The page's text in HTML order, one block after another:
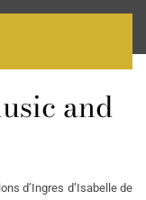
and
d’Ingres d’Isabelle de